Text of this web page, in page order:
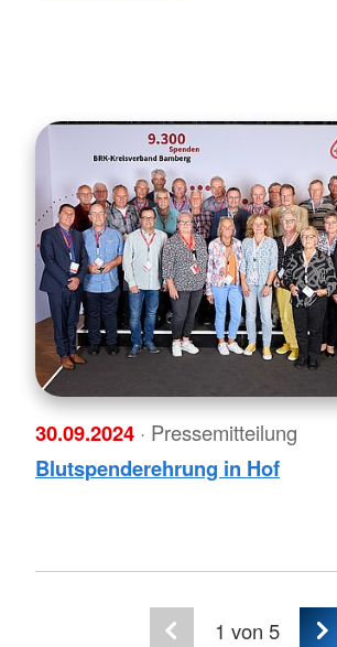
30.09.2024 · Pressemitteilung
Blutspenderehrung in Hof
1 von 5